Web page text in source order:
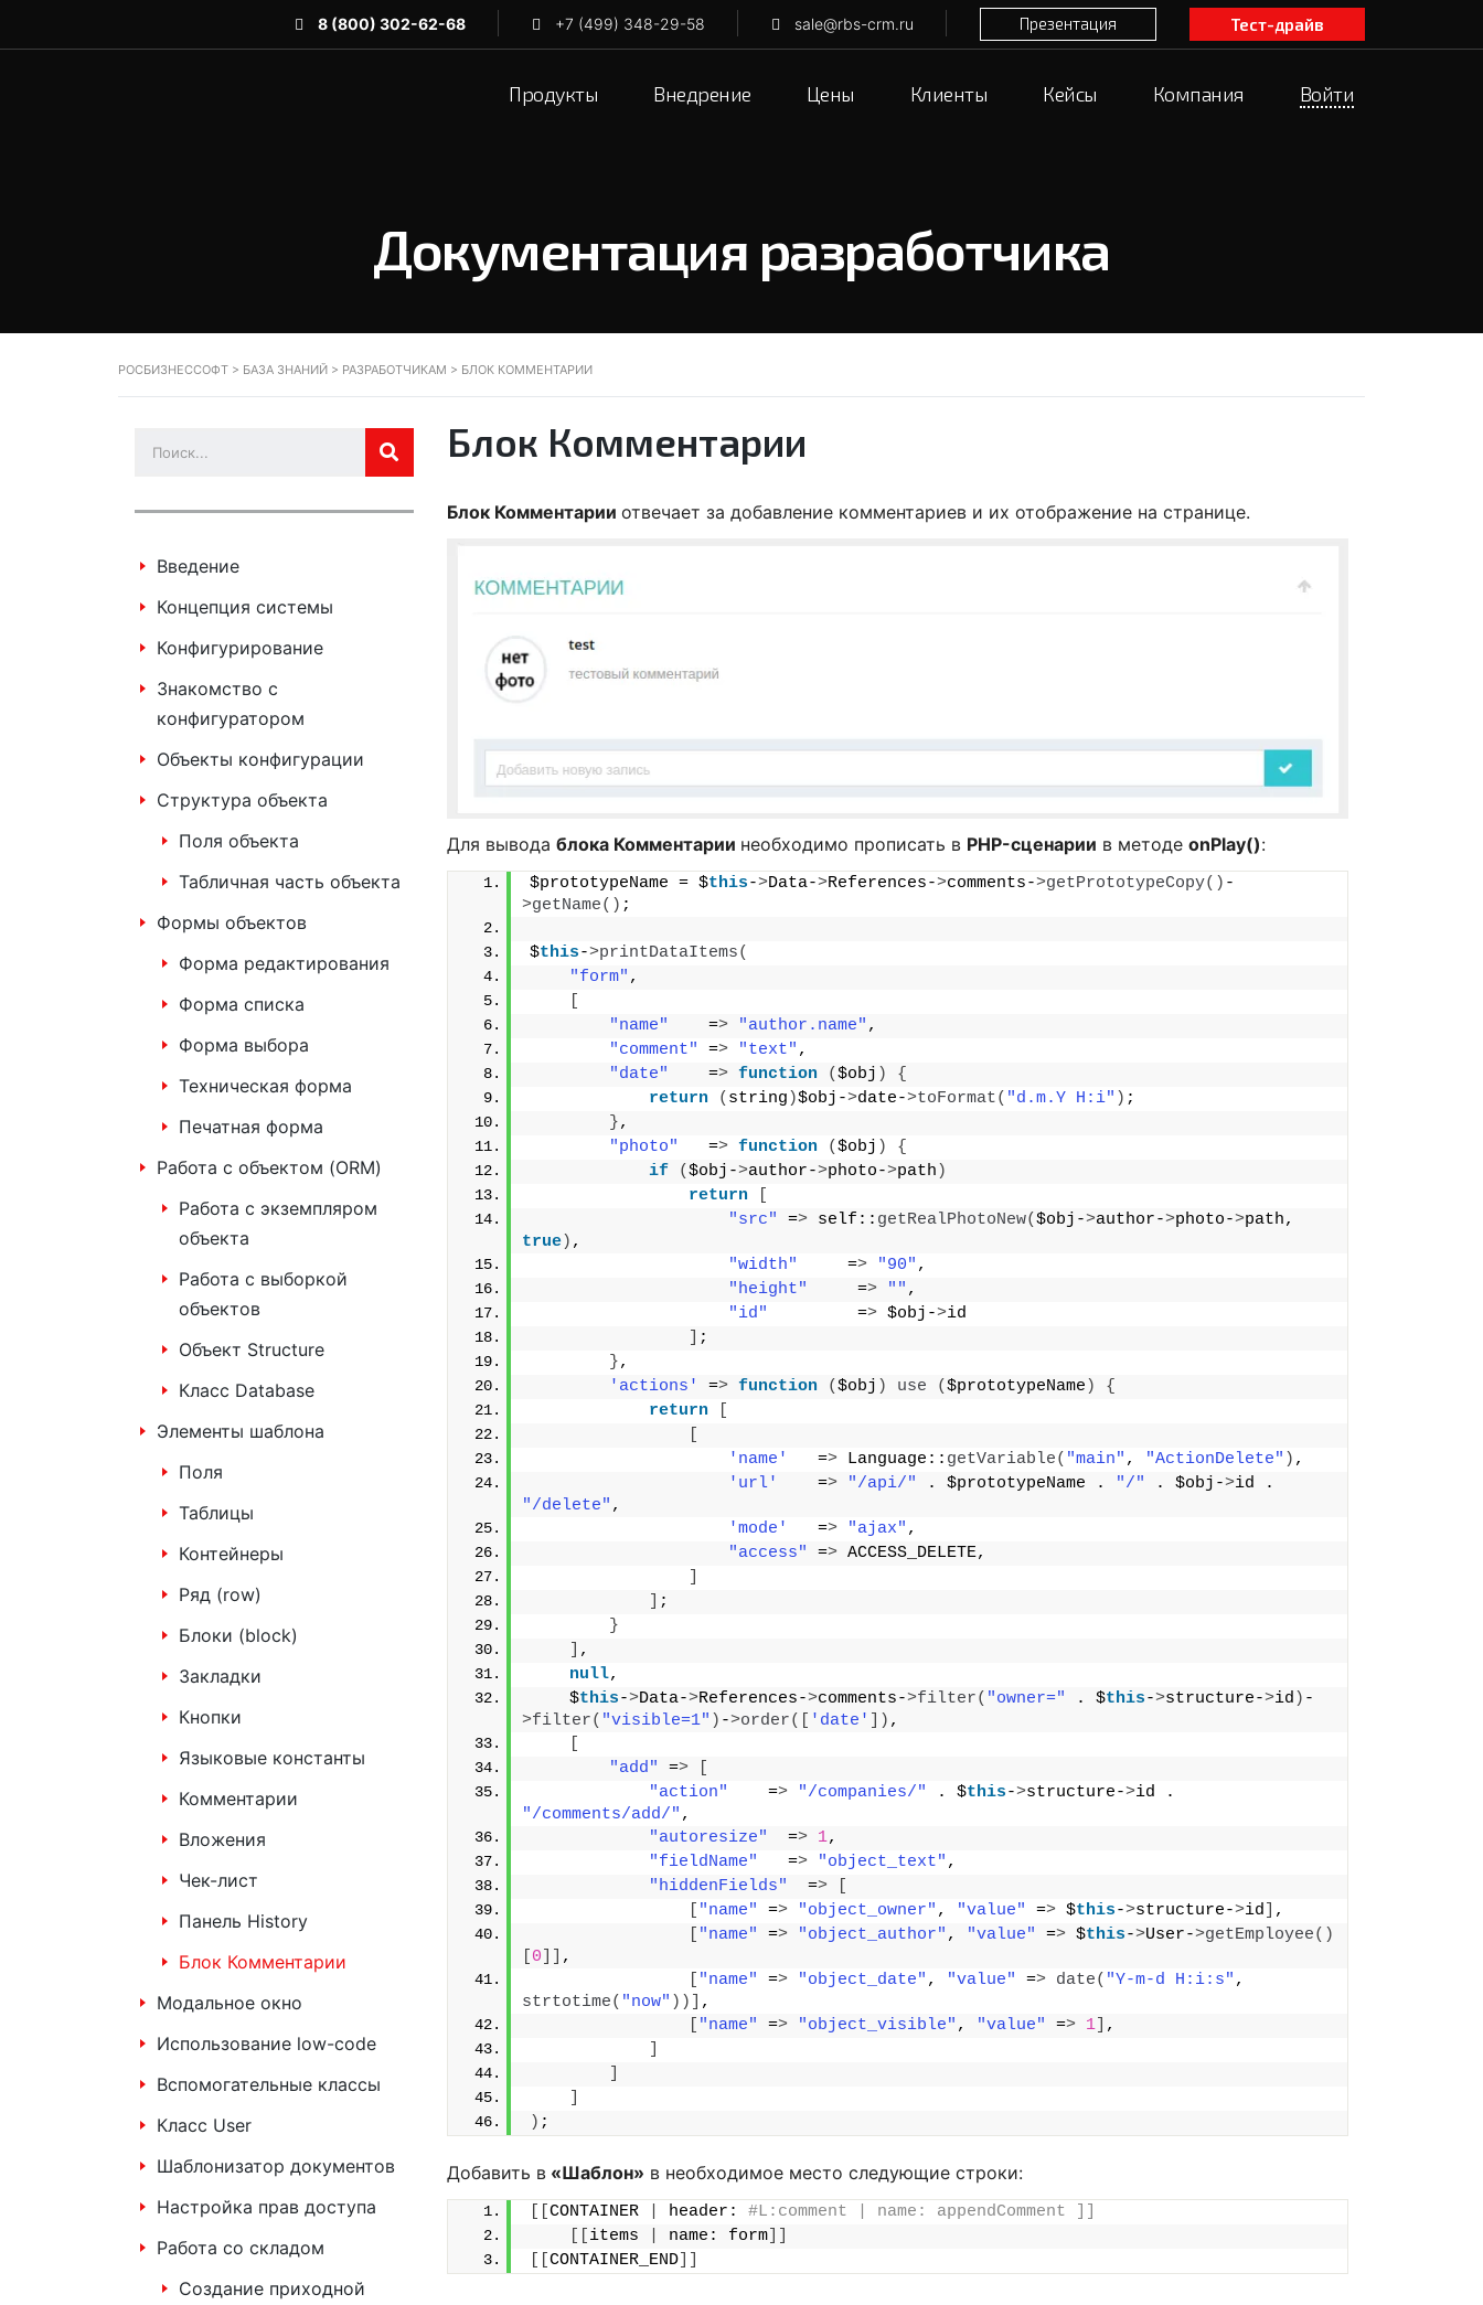
8 (800) 302-62-68 +7 (499) 348-29-58 sale@rbs-crm.ru Презентация Тест-драйв
Продукты Внедрение Цены Клиенты Кейсы Компания Войти
Документация разработчика
РОСБИЗНЕССОФТ > БАЗА ЗНАНИЙ > РАЗРАБОТЧИКАМ > БЛОК КОММЕНТАРИИ
Блок Комментарии
Блок Комментарии отвечает за добавление комментариев и их отображение на странице.
Для вывода блока Комментарии необходимо прописать в PHP-сценарии в методе onPlay():
$prototypeName = $this->Data->References->comments->getPrototypeCopy() -
>getName() ;
$this->printDataItems(
"form" ,
"name"
    =
> "author.name" ,
"comment" => "text" ,
"date"
    =
> function ($obj )
{
return
( string )$obj->date->toFormat( "d.m.Y H:i" ) ;
},
"photo"
   =
> function ($obj )
{
if
($obj->author->photo->path )
return
"src" => self:: getRealPhotoNew($obj->author->photo->
true) ,
"width"
     =
> "90" ,
"height"
     =
> "" ,
"id"
         =
> $obj->id
;
},
'actions'
=> function ($obj ) use ($prototypeName )
{
return
'name'
   =
> Language:: getVariable( "main" , "ActionDelete" ) ,
'url'
    =
> "/api/" . $prototypeName . "/" . $obj->
"/delete" ,
'mode'
   =
> "ajax" ,
"access" => ACCESS_DELETE,
;
}
,
null,
    $
this->Data->References->comments->filter( "owner=" . $this->structure->id ) -
>filter( "visible=1" ) ->order([ 'date' ]) ,
"add" =>
"action"
    =
> "/companies/" . $this->structure->
"/comments/add/" ,
"autoresize"
  =
> 1,
"fieldName"
   =
> "object_text" ,
"hiddenFields"
  =
>
"name" => "object_owner" , "value" => $this->structure->id
,
"name" => "object_author" , "value" => $this->User->getEmployee()
0
,
"name" => "object_date" , "value" => date( "Y-m-d H:i:s"
strtotime( "now" ))]
,
"name" => "object_visible" , "value" => 1]
,
) ;
Добавить в«Шаблон» в необходимое место следующие строки:
CONTAINER header: #L:comment | name: appendComment ]]
items name: form]]
CONTAINER_END]]
Введение
Концепция системы
Конфигурирование
Знакомство с
конфигуратором
Объекты конфигурации
Структура объекта
Поля объекта
Табличная часть объекта
Формы объектов
Форма редактирования
Форма списка
Форма выбора
Техническая форма
Печатная форма
Работа с объектом (ORM)
Работа с экземпляром
объекта
Работа с выборкой
объектов
Объект Structure
Класс Database
Элементы шаблона
Поля
Таблицы
Контейнеры
Ряд (row)
Блоки (block)
Закладки
Кнопки
Языковые константы
Комментарии
Вложения
Чек-лист
Панель History
Блок Комментарии
Модальное окно
Использование low-code
Вспомогательные классы
Класс User
Шаблонизатор документов
Настройка прав доступа
Работа со складом
Создание приходной